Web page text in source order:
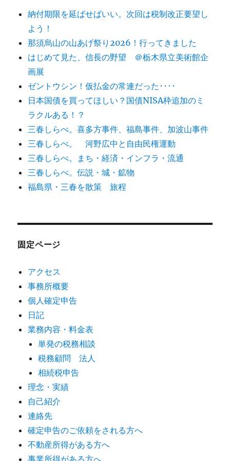
納付期限を延ばせばいい。次回は税制改正要望し
よう！
那須烏山の山あげ祭り2026！行ってきました
はじめて見た、信長の野望 ＠栃木県立美術館企
画展
ゼントウシン！仮払金の常連だった････
日本国債を買ってほしい？国債NISA枠追加のミ
ラクルある！？
三春しらべ。喜多方事件、福島事件、加波山事件
三春しらべ。 河野広中と自由民権運動
三春しらべ。まち・経済・インフラ・流通
三春しらべ。伝説・城・鉱物
福島県・三春を散策 旅程
固定ページ
アクセス
事務所概要
個人確定申告
日記
業務内容・料金表
単発の税務相談
税務顧問 法人
相続税申告
理念・実績
自己紹介
連絡先
確定申告のご依頼をされる方へ
不動産所得がある方へ
事業所得がある方へ